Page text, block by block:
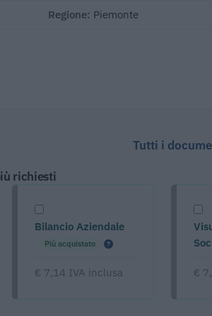
Regione: Piemonte
Tutti i
richiesti
Bilancio Aziendale
Più acquistato
€ 7,14 IVA inclusa €